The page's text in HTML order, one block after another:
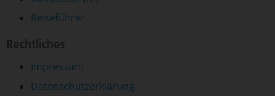
Reiseführer
Rechtliches
Impressum
Datenschutzerklärung